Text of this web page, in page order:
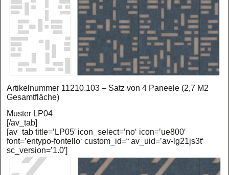
Artikelnummer 11210.103 – Satz von 4 Paneele (2,7 M2
Gesamtfläche)
Muster LP04
[/av_tab]
[av_tab title=’LP05′ icon_select=’no‘ icon=’ue800′
font=’entypo-fontello‘ custom_id=“ av_uid=’av-lg21js3t‘
sc_version=’1.0′]